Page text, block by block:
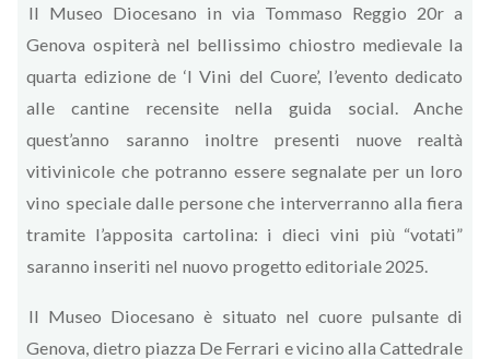
Il Museo Diocesano in via Tommaso Reggio 20r a
Genova ospiterà nel bellissimo chiostro medievale la
quarta edizione de ‘I Vini del Cuore’, l’evento dedicato
alle cantine recensite nella guida social. Anche
quest’anno saranno inoltre presenti nuove realtà
vitivinicole che potranno essere segnalate per un loro
vino speciale dalle persone che interverranno alla fiera
tramite l’apposita cartolina: i dieci vini più “votati”
saranno inseriti nel nuovo progetto editoriale 2025.
Il Museo Diocesano è situato nel cuore pulsante di
Genova, dietro piazza De Ferrari e vicino alla Cattedrale